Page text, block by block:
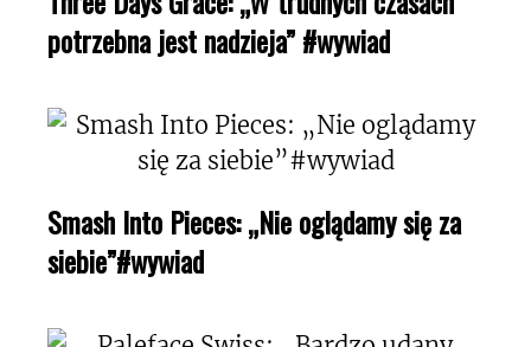
potrzebna jest nadzieja” #wywiad
Smash Into Pieces: „Nie oglądamy się za
siebie”#wywiad